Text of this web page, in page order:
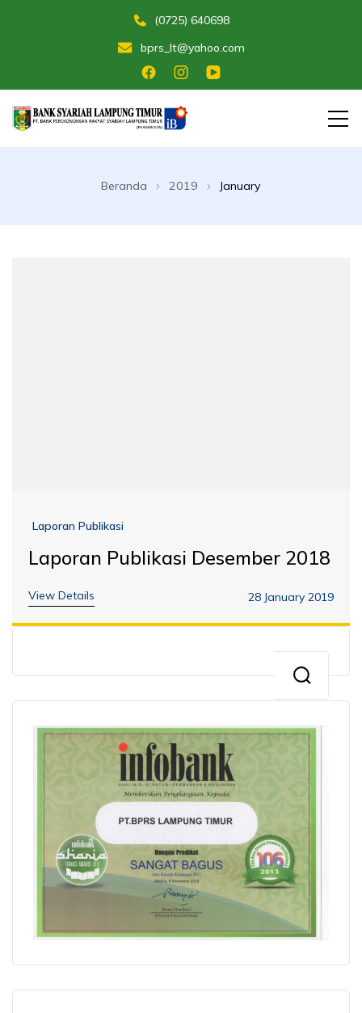
(0725) 640698
bprs_lt@yahoo.com
Lampung Timur
Beranda 2019 January
Laporan Publikasi
Laporan Publikasi Desember 2018
View Details 28 January 2019